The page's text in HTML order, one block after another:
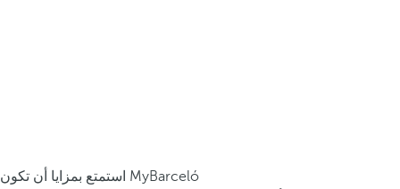
استمتع بمزايا أن تكون MyBarceló